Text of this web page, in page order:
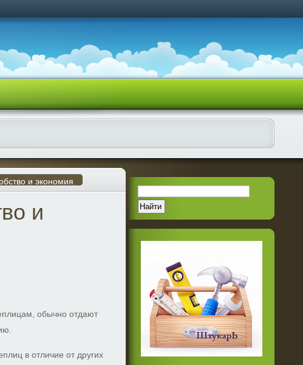
и экономия
и
обычно отдают
в отличие от других